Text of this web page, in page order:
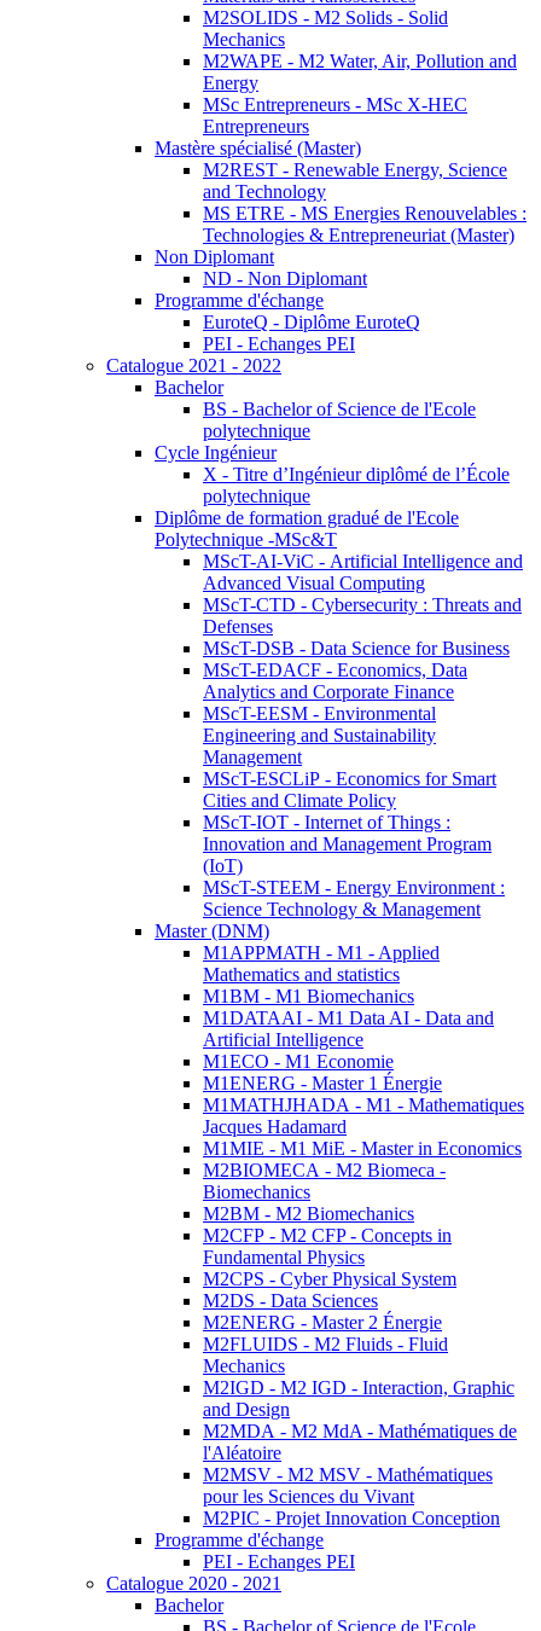
M2SOLIDS - M2 Solids - Solid
Mechanics
M2WAPE - M2 Water, Air, Pollution and
Energy
MSc Entrepreneurs - MSc X-HEC
Entrepreneurs
Mastère spécialisé (Master)
M2REST - Renewable Energy, Science
and Technology
MS ETRE - MS Energies Renouvelables :
Technologies & Entrepreneuriat (Master)
Non Diplomant
ND - Non Diplomant
Programme d'échange
EuroteQ - Diplôme EuroteQ
PEI - Echanges PEI
Catalogue 2021 - 2022
Bachelor
BS - Bachelor of Science de l'Ecole
polytechnique
Cycle Ingénieur
X - Titre d’Ingénieur diplômé de l’École
polytechnique
Diplôme de formation gradué de l'Ecole
Polytechnique -MSc&T
MScT-AI-ViC - Artificial Intelligence and
Advanced Visual Computing
MScT-CTD - Cybersecurity : Threats and
Defenses
MScT-DSB - Data Science for Business
MScT-EDACF - Economics, Data
Analytics and Corporate Finance
MScT-EESM - Environmental
Engineering and Sustainability
Management
MScT-ESCLiP - Economics for Smart
Cities and Climate Policy
MScT-IOT - Internet of Things :
Innovation and Management Program
(IoT)
MScT-STEEM - Energy Environment :
Science Technology & Management
Master (DNM)
M1APPMATH - M1 - Applied
Mathematics and statistics
M1BM - M1 Biomechanics
M1DATAAI - M1 Data AI - Data and
Artificial Intelligence
M1ECO - M1 Economie
M1ENERG - Master 1 Énergie
M1MATHJHADA - M1 - Mathematiques
Jacques Hadamard
M1MIE - M1 MiE - Master in Economics
M2BIOMECA - M2 Biomeca -
Biomechanics
M2BM - M2 Biomechanics
M2CFP - M2 CFP - Concepts in
Fundamental Physics
M2CPS - Cyber Physical System
M2DS - Data Sciences
M2ENERG - Master 2 Énergie
M2FLUIDS - M2 Fluids - Fluid
Mechanics
M2IGD - M2 IGD - Interaction, Graphic
and Design
M2MDA - M2 MdA - Mathématiques de
l'Aléatoire
M2MSV - M2 MSV - Mathématiques
pour les Sciences du Vivant
M2PIC - Projet Innovation Conception
Programme d'échange
PEI - Echanges PEI
Catalogue 2020 - 2021
Bachelor
BS - Bachelor of Science de l'Ecole